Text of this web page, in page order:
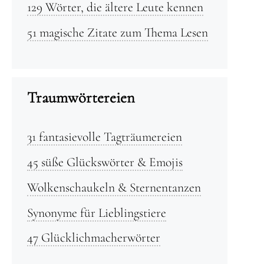
129 Wörter, die ältere Leute kennen
51 magische Zitate zum Thema Lesen
Traumwörtereien
31 fantasievolle Tagträumereien
45 süße Glückswörter & Emojis
Wolkenschaukeln & Sternentanzen
Synonyme für Lieblingstiere
47 Glücklichmacherwörter